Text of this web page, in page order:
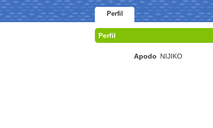
Perfil
Perfil
Apodo NIJIKO